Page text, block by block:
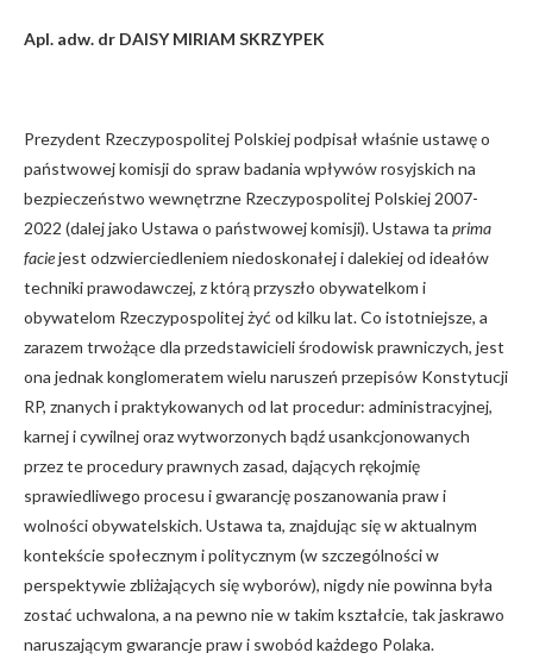
Apl. adw. dr DAISY MIRIAM SKRZYPEK
Prezydent Rzeczypospolitej Polskiej podpisał właśnie ustawę o
państwowej komisji do spraw badania wpływów rosyjskich na
bezpieczeństwo wewnętrzne Rzeczypospolitej Polskiej 2007-
2022 (dalej jako Ustawa o państwowej komisji). Ustawa ta prima
faciejest odzwierciedleniem niedoskonałej i dalekiej od ideałów
techniki prawodawczej, z którą przyszło obywatelkom i
obywatelom Rzeczypospolitej żyć od kilku lat. Co istotniejsze, a
zarazem trwożące dla przedstawicieli środowisk prawniczych, jest
ona jednak konglomeratem wielu naruszeń przepisów Konstytucji
RP, znanych i praktykowanych od lat procedur: administracyjnej,
karnej i cywilnej oraz wytworzonych bądź usankcjonowanych
przez te procedury prawnych zasad, dających rękojmię
sprawiedliwego procesu i gwarancję poszanowania praw i
wolności obywatelskich. Ustawa ta, znajdując się w aktualnym
kontekście społecznym i politycznym (w szczególności w
perspektywie zbliżających się wyborów), nigdy nie powinna była
zostać uchwalona, a na pewno nie w takim kształcie, tak jaskrawo
naruszającym gwarancje praw i swobód każdego Polaka.